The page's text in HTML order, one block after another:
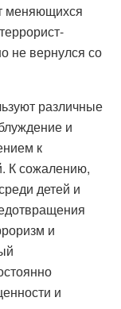
меняющихся
не вернулся со
различные
и
к
К сожалению,
детей и
и
и